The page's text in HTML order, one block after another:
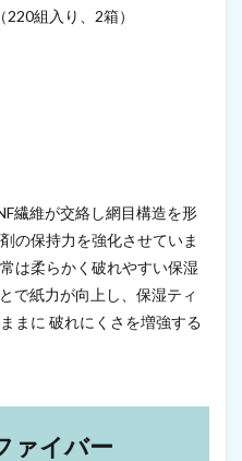
組入り、2箱）
繊維が交絡し網目構造を形
の保持力を強化させていま
は柔らかく破れやすい保湿
で紙力が向上し、保湿ティ
まに 破れにくさを増強する
ァイバー